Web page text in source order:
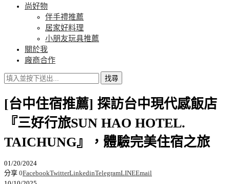
尚好物
伴手禮推薦
居家好料理
小朋友玩具推薦
關於我
廠商合作
找尋
[台中住宿推薦] 探訪台中現代感飯店
『三好行旅SUN HAO HOTEL.
TAICHUNG』，體驗完美住宿之旅
01/20/2024
分享 0FacebookTwitterLinkedinTelegramLINEEmail